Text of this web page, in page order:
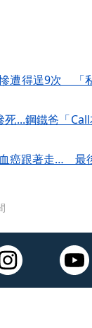
遭得逞9次 「
死...鋼鐵爸「
癌跟著走… 最